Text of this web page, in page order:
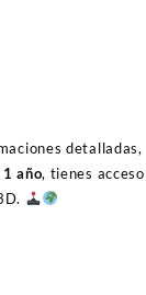
detalladas,
año, tienes acceso